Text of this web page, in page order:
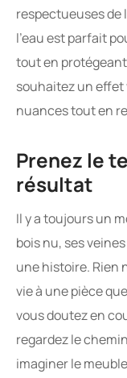
respectueuses de
l’eau est parfait
tout en
souhaitez un effet
nuances tout en
Prenez le
résultat
Il y a toujours un
bois nu, ses
une histoire. Rien
vie à une pièce
vous doutez en
regardez le
imaginer le